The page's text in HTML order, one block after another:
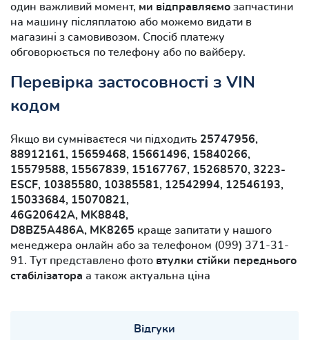
один важливий момент, ми відправляємо запчастини
на машину післяплатою або можемо видати в
магазині з самовивозом. Спосіб платежу
обговорюється по телефону або по вайберу.
Перевірка застосовності з VIN
кодом
Якщо ви сумніваєтеся чи підходить 25747956,
88912161, 15659468, 15661496, 15840266,
15579588, 15567839, 15167767, 15268570, 3223-
ESCF, 10385580, 10385581, 12542994, 12546193,
15033684, 15070821,
46G20642A, MK8848,
D8BZ5A486A, MK8265 краще запитати у нашого
менеджера онлайн або за телефоном (099) 371-31-
91. Тут представлено фото втулки стійки переднього
стабілізатора а також актуальна ціна
Відгуки